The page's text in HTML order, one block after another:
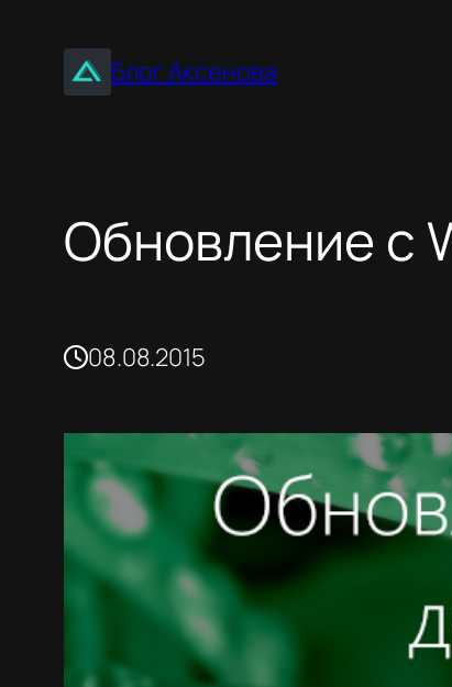
содержимому
Блог Аксенова
Обновление с
08.08.2015